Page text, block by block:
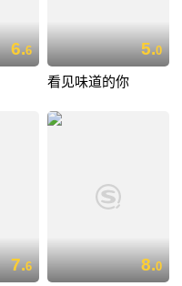
6.6 5.0
看见味道的你
7.6 8.0